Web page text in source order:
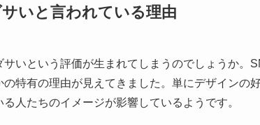
いと言われている理由
サいという評価が生まれてしまうのでしょうか。
特有の理由が見えてきました。単にデザインの
人たちのイメージが影響しているようです。